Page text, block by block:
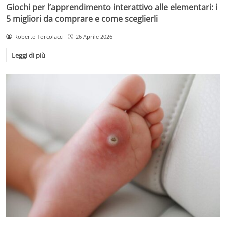
Giochi per l’apprendimento interattivo alle elementari: i
5 migliori da comprare e come sceglierli
Roberto Torcolacci 26 Aprile 2026
Leggi di più